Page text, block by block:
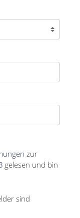
zur
gelesen und bin
sind